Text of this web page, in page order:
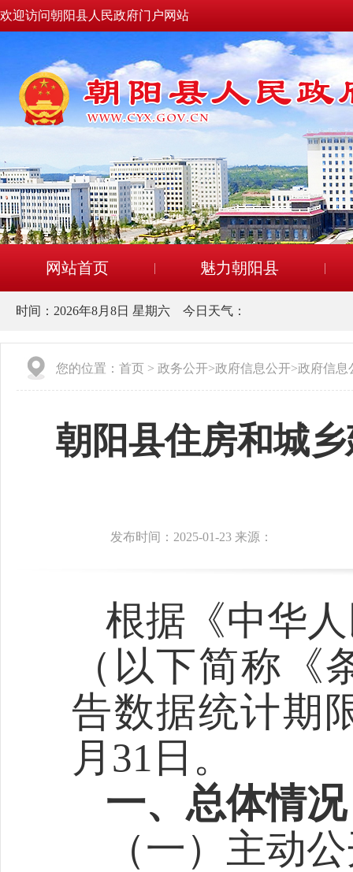
欢迎访问朝阳县人民政府门户网站
网站首页 魅力朝阳县
时间： 2026年8月8日 星期六 今日天气：
您的位置： 首页 > 政务公开>政府信息公开>政府信息
朝阳县住房和城
发布时间：2025-01-23 来源：
根据《中华
（以下简称
告数据统计期
月31日。
一、总体情况
（一）主动